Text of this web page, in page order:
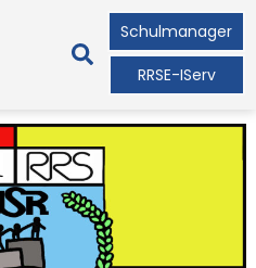
Schulmanager
RRSE-IServ